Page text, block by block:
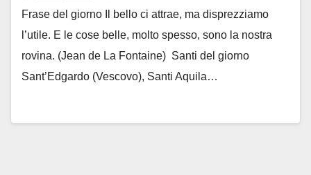
Frase del giorno Il bello ci attrae, ma disprezziamo
l’utile. E le cose belle, molto spesso, sono la nostra
rovina. (Jean de La Fontaine) Santi del giorno
Sant’Edgardo (Vescovo), Santi Aquila…